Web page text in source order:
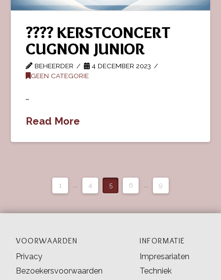
???? KERSTCONCERT
CUGNON JUNIOR
BEHEERDER
4 DECEMBER 2023
GEEN CATEGORIE
…
Read More
1 ... 4 5 6 ... 9
VOORWAARDEN
Privacy
Bezoekersvoorwaarden
INFORMATIE
Impresariaten
Techniek